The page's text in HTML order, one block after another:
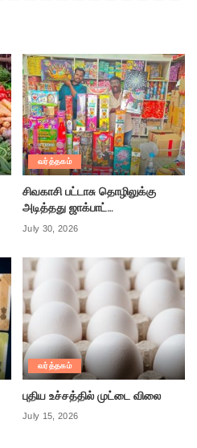
வர்த்தகம்
சிவகாசி பட்டாசு தொழிலுக்கு
அடித்தது ஜாக்பாட்…
July 30, 2026
வர்த்தகம்
புதிய உச்சத்தில் முட்டை விலை
July 15, 2026